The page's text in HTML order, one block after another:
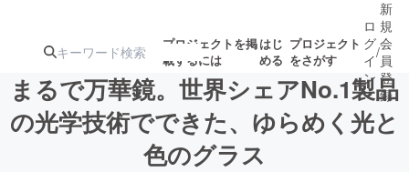
プロジェクトを掲
載するには
はじ
める
プロジェクト
をさがす
注目の新着プロ募集終了が近いプ
ロ
グ
イ
ン
/
新
規
会
員
登
録
まるで万華鏡。世界シェアNo.1製品
の光学技術でできた、ゆらめく光と
色のグラス